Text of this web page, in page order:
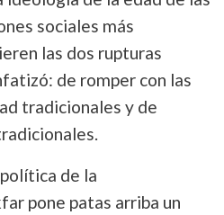
sociales más
las dos rupturas
de romper con las
tradicionales y de
de la
pone patas arriba un